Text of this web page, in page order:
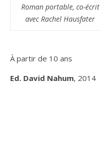
Roman portable, co-écrit
avec Rachel Hausfater
À partir de 10 ans
Ed. David Nahum, 2014